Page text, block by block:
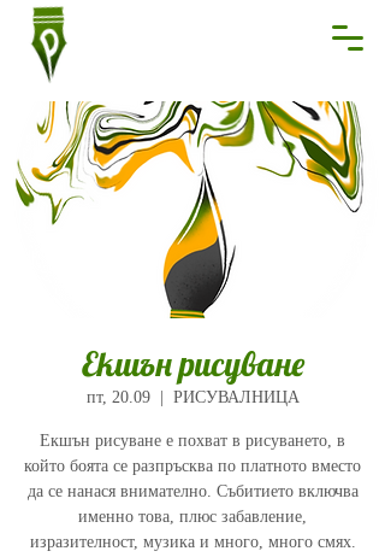
Екшън рисуване
пт, 20.09
  |
РИСУВАЛНИЦА
Екшън рисуване е похват в рисуването, в
който боята се разпръсква по платното вместо
да се нанася внимателно. Събитието включва
именно това, плюс забавление,
изразителност, музика и много, много смях.